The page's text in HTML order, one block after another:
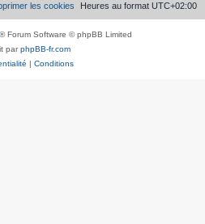
Heures au format UTC+02:00
les cookies
® Forum Software © phpBB Limited
parphpBB-fr.com
| Conditions